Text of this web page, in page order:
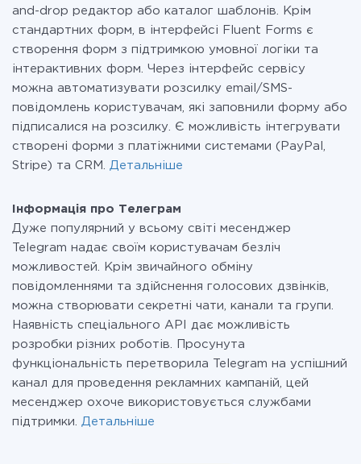
and-drop редактор або каталог шаблонів. Крім
стандартних форм, в інтерфейсі Fluent Forms є
створення форм з підтримкою умовної логіки та
інтерактивних форм. Через інтерфейс сервісу
можна автоматизувати розсилку email/SMS-
повідомлень користувачам, які заповнили форму або
підписалися на розсилку. Є можливість інтегрувати
створені форми з платіжними системами (PayPal,
Stripe) та CRM. Детальніше
Інформація про Телеграм
Дуже популярний у всьому світі месенджер
Telegram надає своїм користувачам безліч
можливостей. Крім звичайного обміну
повідомленнями та здійснення голосових дзвінків,
можна створювати секретні чати, канали та групи.
Наявність спеціального API дає можливість
розробки різних роботів. Просунута
функціональність перетворила Telegram на успішний
канал для проведення рекламних кампаній, цей
месенджер охоче використовується службами
підтримки. Детальніше